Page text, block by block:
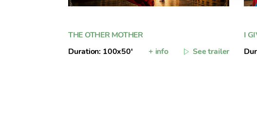
e
t
THE OTHER MOTHER
Duration: 100x50'
+ info See trailer
I